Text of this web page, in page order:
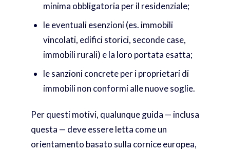
minima obbligatoria per il residenziale;
le eventuali esenzioni (es. immobili
vincolati, edifici storici, seconde case,
immobili rurali) e la loro portata esatta;
le sanzioni concrete per i proprietari di
immobili non conformi alle nuove soglie.
Per questi motivi, qualunque guida — inclusa
questa — deve essere letta come un
orientamento basato sulla cornice europea,